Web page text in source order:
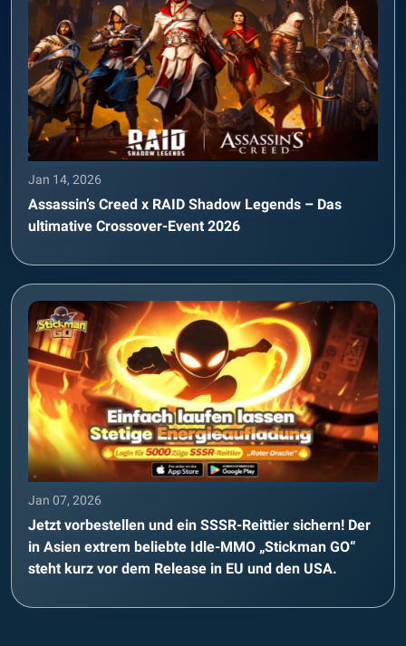
Jan 14, 2026
Assassin’s Creed x RAID Shadow Legends – Das
ultimative Crossover-Event 2026
Jan 07, 2026
Jetzt vorbestellen und ein SSSR-Reittier sichern! Der
in Asien extrem beliebte Idle-MMO „Stickman GO“
steht kurz vor dem Release in EU und den USA.